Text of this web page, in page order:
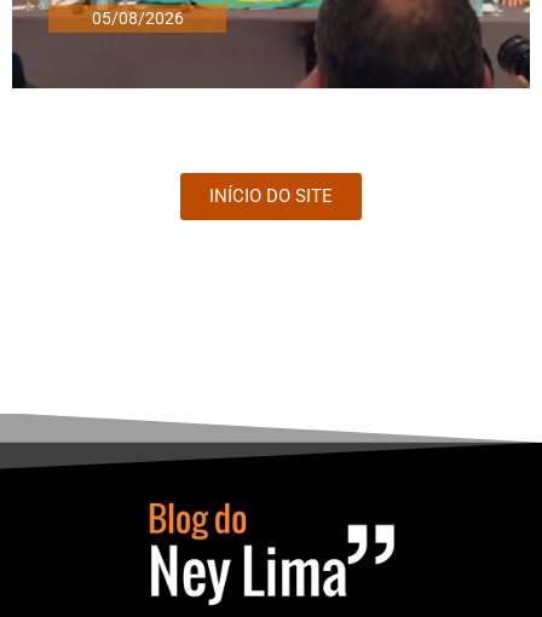
05/08/2026
INÍCIO DO SITE